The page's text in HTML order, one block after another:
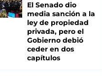
El Senado dio
media sanción a la
ley de propiedad
privada, pero el
Gobierno debió
ceder en dos
capítulos